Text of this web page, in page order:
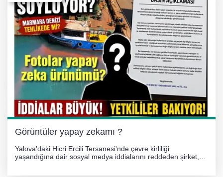
GÜNEY MARMARA OTOYOLU İMAR
PLANLARI ASKIDA!
GÜNEY MARMARA OTOYOLU İMAR
PLANLARI ASKIDA!
256 PARÇA ESER ELE GEÇİRİLDİ
Görüntüler yapay zekamı ?
Yalova'daki Hicri Ercili Tersanesi'nde çevre kirliliği
yaşandığına dair sosyal medya iddialarını reddeden şirket,